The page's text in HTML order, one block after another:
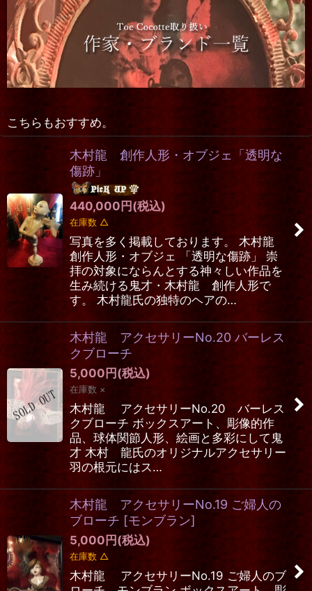
こちらもおすすめ。
木村龍 創作人形・オブジェ「透明な
傷跡」
440,000円(税込)
在庫数 △
写真を多く掲載しております。 木村龍
創作人形・オブジェ 「透明な傷跡」 崇
拝の対象にならんとする神々しい作品を
生み続ける鬼才・木村龍 創作人形で
す。 木村龍氏の独特のヘアの…
木村龍 アクセサリーNo.20 バーレス
クブローチ
5,000円(税込)
在庫数 ×
木村龍 アクセサリーNo.20 バーレス
クブローチ ボックスアート、彫像的作
品、球体関節人形、絵画と多彩にして鬼
才 木村 龍氏のオリジナルアクセサリー
羽の根元にはス…
木村龍 アクセサリーNo.19 ご婦人の
ブローチ [モンブラン]
5,000円(税込)
在庫数 △
木村龍 アクセサリーNo.19 ご婦人のブ